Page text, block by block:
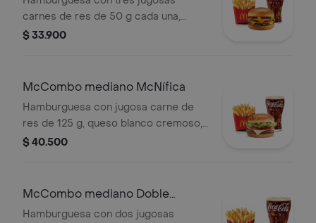
elección.
carnes de res de 50 g cada una,
doble queso cheddar cremoso,
Acompañada de papas fritas
elección.
$ 33.900
McCombo mediano McNífica
Hamburguesa con jugosa carne de
res de 125 g, queso blanco cremoso,
cebolla, tomate fresco, lechuga, salsa
de papas fritas medianas y bebida
$ 40.500
McCombo mediano Doble
Hamburguesa con Queso
Hamburguesa con dos jugosas